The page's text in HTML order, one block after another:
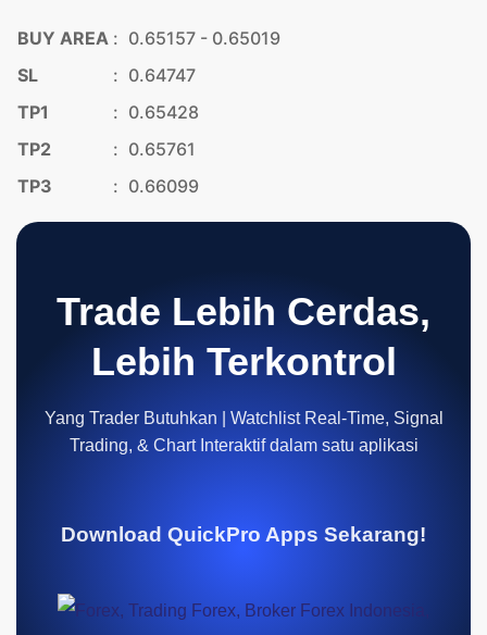
BUY AREA : 0.65157 - 0.65019
SL
: 0.64747
TP1
: 0.65428
TP2
: 0.65761
TP3
: 0.66099
Trade Lebih Cerdas,
Lebih Terkontrol
Yang Trader Butuhkan | Watchlist Real-Time, Signal
Trading, & Chart Interaktif dalam satu aplikasi
Download QuickPro Apps Sekarang!